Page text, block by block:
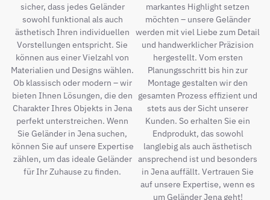
sicher, dass jedes Geländer
sowohl funktional als auch
ästhetisch Ihren individuellen
Vorstellungen entspricht. Sie
können aus einer Vielzahl von
Materialien und Designs wählen.
Ob klassisch oder modern – wir
bieten Ihnen Lösungen, die den
Charakter Ihres Objekts in Jena
perfekt unterstreichen. Wenn
Sie Geländer in Jena suchen,
können Sie auf unsere Expertise
zählen, um das ideale Geländer
für Ihr Zuhause zu finden.
markantes Highlight setzen
möchten – unsere Geländer
werden mit viel Liebe zum Detail
und handwerklicher Präzision
hergestellt. Vom ersten
Planungsschritt bis hin zur
Montage gestalten wir den
gesamten Prozess effizient und
stets aus der Sicht unserer
Kunden. So erhalten Sie ein
Endprodukt, das sowohl
langlebig als auch ästhetisch
ansprechend ist und besonders
in Jena auffällt. Vertrauen Sie
auf unsere Expertise, wenn es
um Geländer Jena geht!